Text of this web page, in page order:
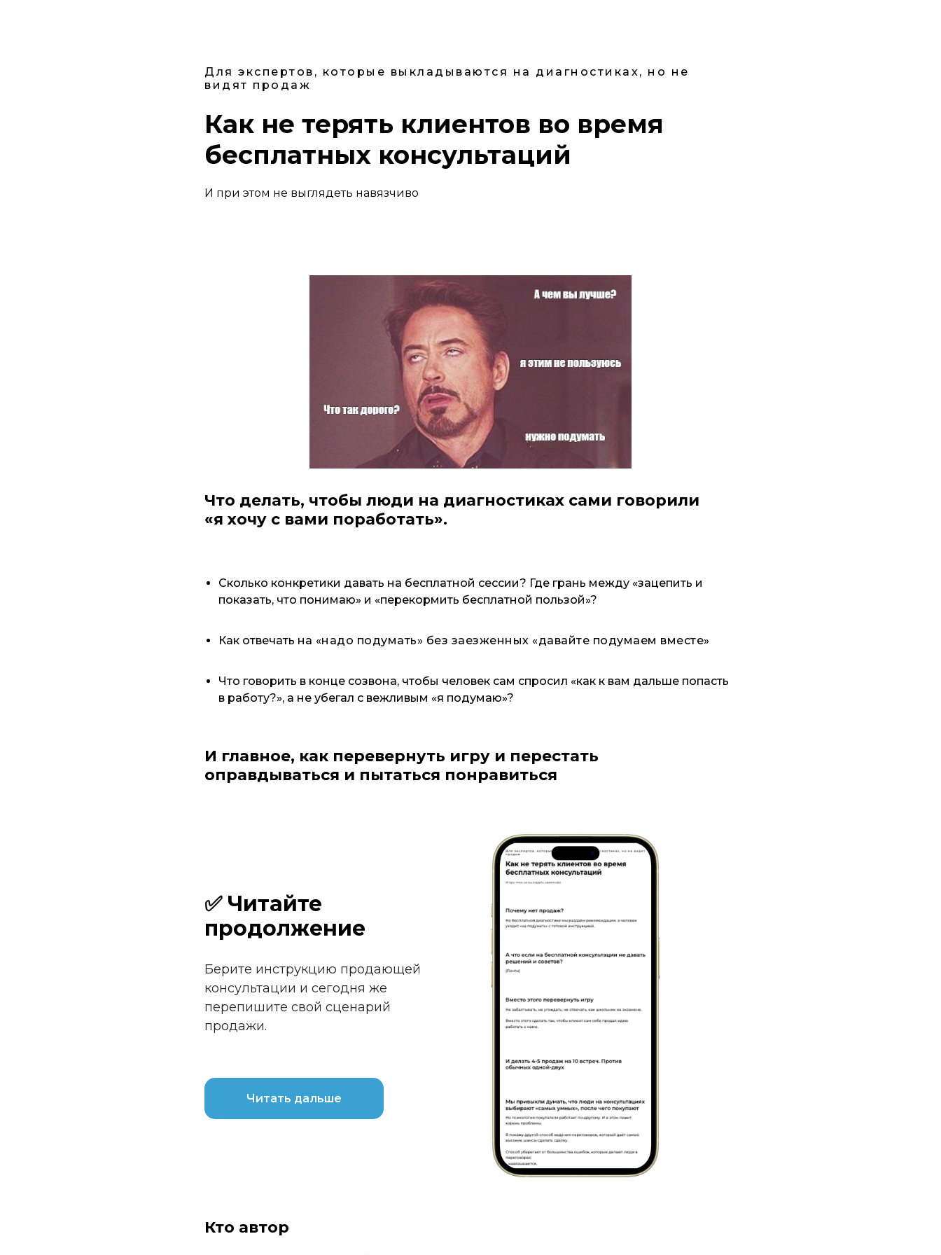
Для экспертов, которые выкладываются на диагностиках, но не
видят продаж
Как не терять клиентов во время
бесплатных консультаций
И при этом не выглядеть навязчиво
Что делать, чтобы люди на диагностиках сами говорили
«я хочу с вами поработать».
Сколько конкретики давать на бесплатной сессии? Где грань между «зацепить и
показать, что понимаю» и «перекормить бесплатной пользой»?
Как отвечать на «надо подумать» без заезженных «давайте подумаем вместе»
Что говорить в конце созвона, чтобы человек сам спросил «как к вам дальше попасть
в работу?», а не убегал с вежливым «я подумаю»?
И главное, как перевернуть игру и перестать
оправдываться и пытаться понравиться
✅ Читайте
продолжение
Берите инструкцию продающей
консультации и сегодня же
перепишите свой сценарий
продажи.
Читать дальше
Кто автор